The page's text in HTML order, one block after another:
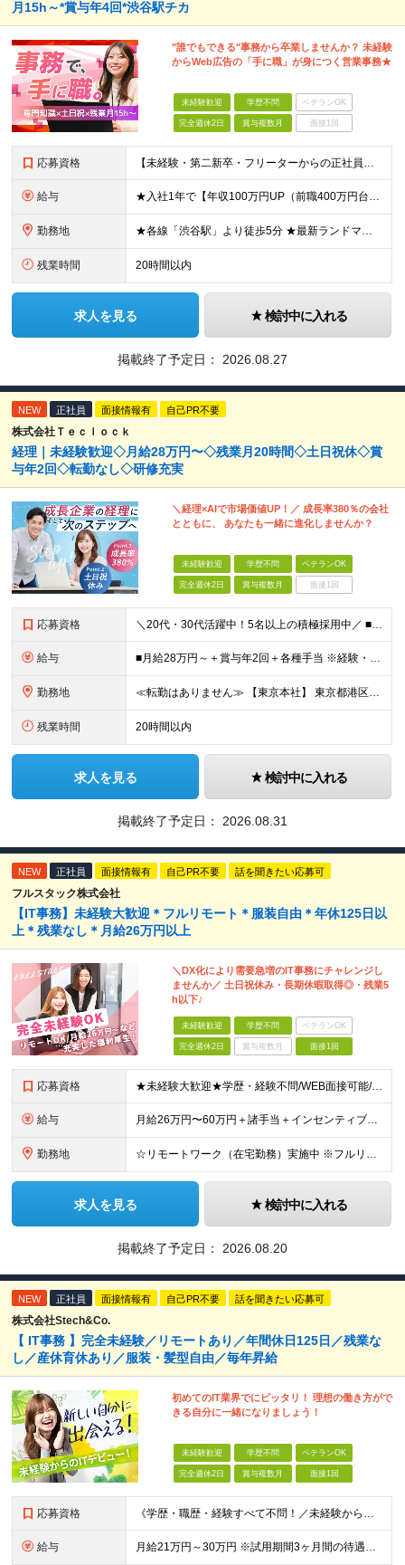
月15h～*賞与年4回*渋谷駅チカ
"誰でもできる"事務から卒業しませんか？ 未経験
からWeb広告の「手に職」が身につく営業事務★
未経験歓迎 学歴不問 ベテランOK
完全週休2日 賞与複数月 面接1回
応募資格 【未経験・第二新卒・フリーターからの正社員デビュー大歓迎！】 ●学歴不問 ●基本的なPC操作ができる方（メール、チャット、スプレッドシートの入力等） ＼1つでも当てはまれば、まずはご応募ください！／
給与 ★入社1年で【年収100万円UP（前職400万円台⇒600万円台）】の実績あり！ ※前職の給与やご経験、能力を最大限に考慮し、お互いが納得いく形で決定します。 ■月給25万円～＋賞与年4回 ■想定
勤務地 ★各線「渋谷駅」より徒歩5分 ★最新ランドマークオフィスです！ ★転勤はありません 魅力POINT♪ ￣￣V￣￣￣ 道玄坂通りの新しいオフィスは渋谷駅からアクセス抜群！ 周辺の飲食店やショッピングス
残業時間 20時間以内
求人を見る 検討中に入れる
掲載終了予定日： 2026.08.27
NEW 正社員 面接情報有 自己PR不要
株式会社Ｔｅｃｌｏｃｋ
経理｜未経験歓迎◇月給28万円〜◇残業月20時間◇土日祝休◇賞
与年2回◇転勤なし◇研修充実
＼経理×AIで市場価値UP！／ 成長率380％の会社
とともに、 あなたも一緒に進化しませんか？
未経験歓迎 学歴不問 ベテランOK
完全週休2日 賞与複数月 面接1回
応募資格 ＼20代・30代活躍中！5名以上の積極採用中／ ■必須条件 ・基本的なPCスキルをお持ちの方 ・ExcelまたはGoogleスプレッドシートの利用経験 □未経験OK □第二新卒歓迎 □学歴不問 □フリ
給与 ■月給28万円～＋賞与年2回＋各種手当 ※経験・スキルに応じて決定します。 ※45時間分の固定残業代（73,000円～）を含みます。超過分は全額支給します。 ※試用期間3～6ヶ月／給与と待遇変更なし
勤務地 ≪転勤はありません≫ 【東京本社】 東京都港区芝1-9-3 芝マツラビル4F (変更の範囲)上記を除く当社関連勤務地
残業時間 20時間以内
求人を見る 検討中に入れる
掲載終了予定日： 2026.08.31
NEW 正社員 面接情報有 自己PR不要 話を聞きたい応募可
フルスタック株式会社
【IT事務】未経験大歓迎＊フルリモート＊服装自由＊年休125日以
上＊残業なし＊月給26万円以上
＼DX化により需要急増のIT事務にチャレンジし
ませんか／ 土日祝休み・長期休暇取得◎・残業5
h以下♪
未経験歓迎 学歴不問 ベテランOK
完全週休2日 賞与複数月 面接1回
応募資格 ★未経験大歓迎★学歴・経験不問/WEB面接可能/I・Uターン大歓迎/引越支援アリ ▼未経験歓迎＆完全人柄採用！▼ 経験は一切不問！ 普段はSNSしか使わないけど不安だな・・・そんな方もOKです★ 面
給与 月給26万円〜60万円＋諸手当＋インセンティブ（２種）＋賞与 ★Point 設立から9ヶ月で全社員2万円の昇給実績 ※成果はしっかりと還元いたします！ ★Point 100％年収UPでの待遇提示
勤務地 ☆リモートワーク（在宅勤務）実施中 ※フルリモート可 【グループ本社】東京都中央区八丁堀3-6-6 アド京橋ビル2F ∟宝町駅 5分/京橋駅 7分/八丁堀駅7分/JR東京駅10分 【プロジェクト先
求人を見る 検討中に入れる
掲載終了予定日： 2026.08.20
NEW 正社員 面接情報有 自己PR不要 話を聞きたい応募可
株式会社Stech&Co.
【 IT事務 】完全未経験／リモートあり／年間休日125日／残業な
し／産休育休あり／服装・髪型自由／毎年昇給
初めてのIT業界でにピッタリ！ 理想の働き方がで
きる自分に一緒になりましょう！
未経験歓迎 学歴不問 ベテランOK
完全週休2日 賞与複数月 面接1回
応募資格 《学歴・職歴・経験すべて不問！／未経験からのチャレンジ大歓迎◎》 ▼こんな気持ち、ひとつでも当てはまる方はぜひ！ □ なにか、人生を変えるきっかけがほしい □ 立ち仕事に疲れて、そろそろ座り仕事がい
給与 月給21万円～30万円 ※試用期間3ヶ月間の待遇に変動はありません。 ※みなし残業代(月20時間分29,725円～)を含む。（※超過分は追加支給）